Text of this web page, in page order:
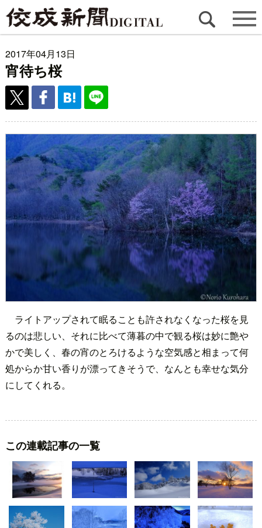
2017年04月13日
宵待ち桜
ライトアップされて眠ることも許されなくなった桜を見
るのは悲しい、それに比べて薄暮の中で観る桜は妙に艶や
かで美しく、春の宵のとろけるような空気感と相まって何
処からか甘い香りが漂ってきそうで、なんとも幸せな気分
にしてくれる。
この連載記事の一覧